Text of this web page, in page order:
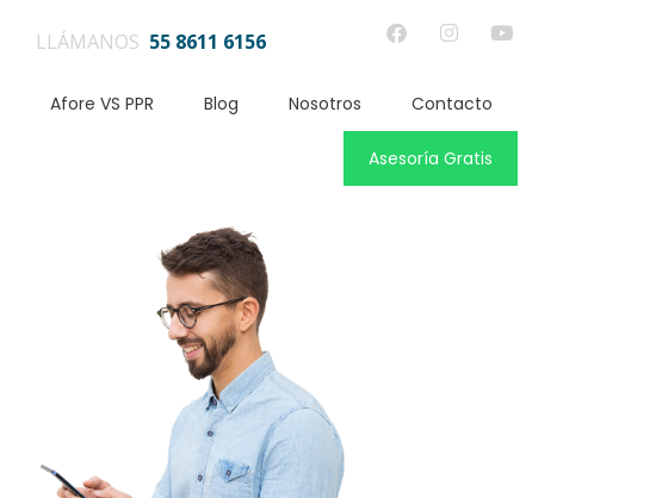
LLÁMANOS 55 8611 6156
Afore VS PPR Blog Nosotros Contacto
Asesoría Gratis